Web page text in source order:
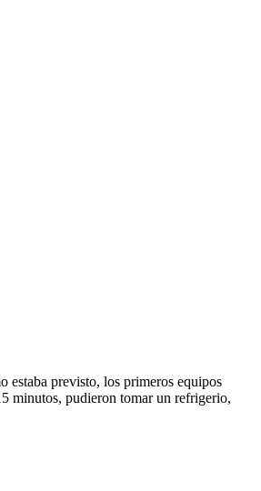
estaba previsto, los primeros equipos
minutos, pudieron tomar un refrigerio,